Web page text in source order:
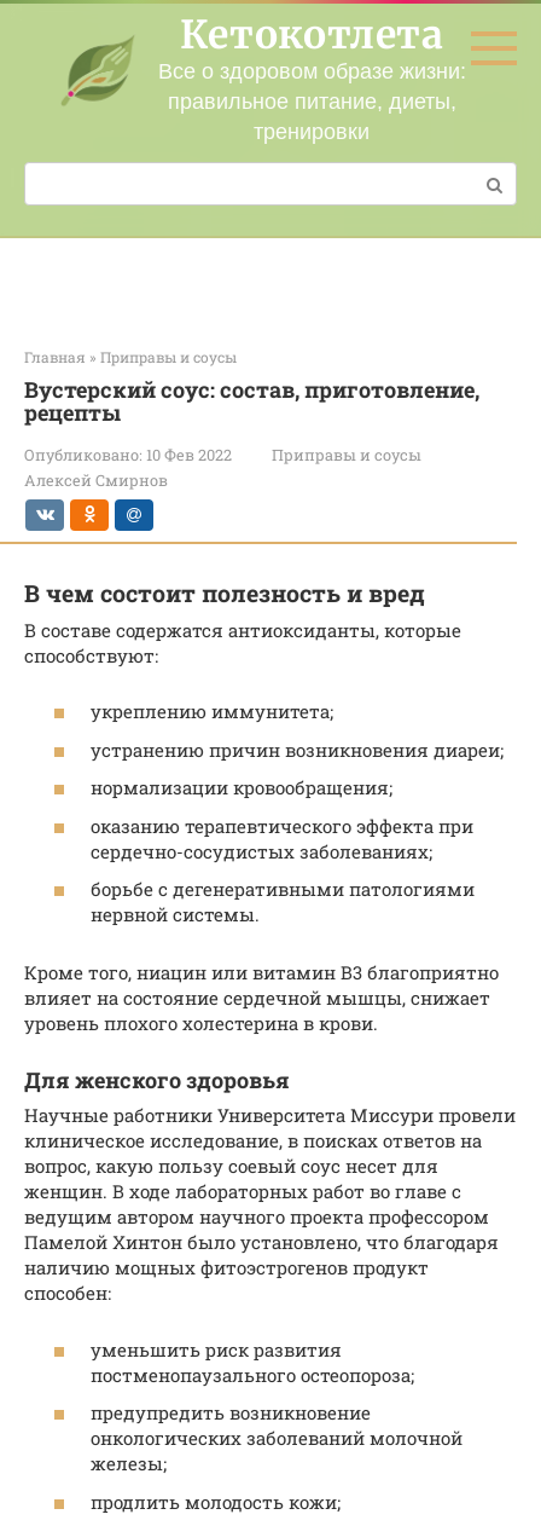
Перейти
контенту
Кетокотлета
Все о здоровом образе жизни:
правильное питание, диеты,
тренировки
Поиск:
Главная » Приправы и соусы
Вустерский соус: состав, приготовление,
рецепты
Опубликовано: 10 Фев 2022
Приправы и соусы
Алексей Смирнов
В чем состоит полезность и вред
В составе содержатся антиоксиданты, которые
способствуют:
укреплению иммунитета;
устранению причин возникновения диареи;
нормализации кровообращения;
оказанию терапевтического эффекта при
сердечно-сосудистых заболеваниях;
борьбе с дегенеративными патологиями
нервной системы.
Кроме того, ниацин или витамин В3 благоприятно
влияет на состояние сердечной мышцы, снижает
уровень плохого холестерина в крови.
Для женского здоровья
Научные работники Университета Миссури провели
клиническое исследование, в поисках ответов на
вопрос, какую пользу соевый соус несет для
женщин. В ходе лабораторных работ во главе с
ведущим автором научного проекта профессором
Памелой Хинтон было установлено, что благодаря
наличию мощных фитоэстрогенов продукт
способен:
уменьшить риск развития
постменопаузального остеопороза;
предупредить возникновение
онкологических заболеваний молочной
железы;
продлить молодость кожи;